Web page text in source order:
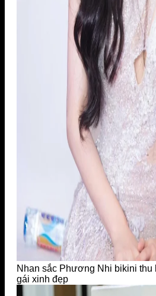
Nhan sắc Phương Nhi bikini thu
gái xinh đẹp